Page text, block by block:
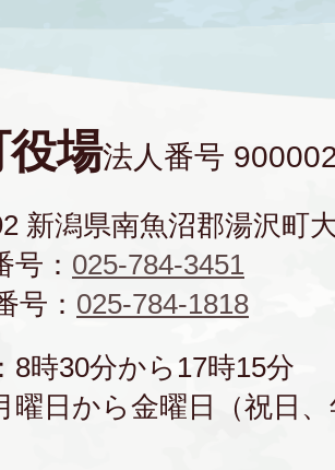
場法人番号
新潟県南魚沼郡湯沢町
： 025-784-3451
号： 025-784-1818
8時30分から17時15分
曜日から金曜日（祝日